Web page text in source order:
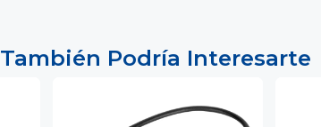
También Podría Interesarte